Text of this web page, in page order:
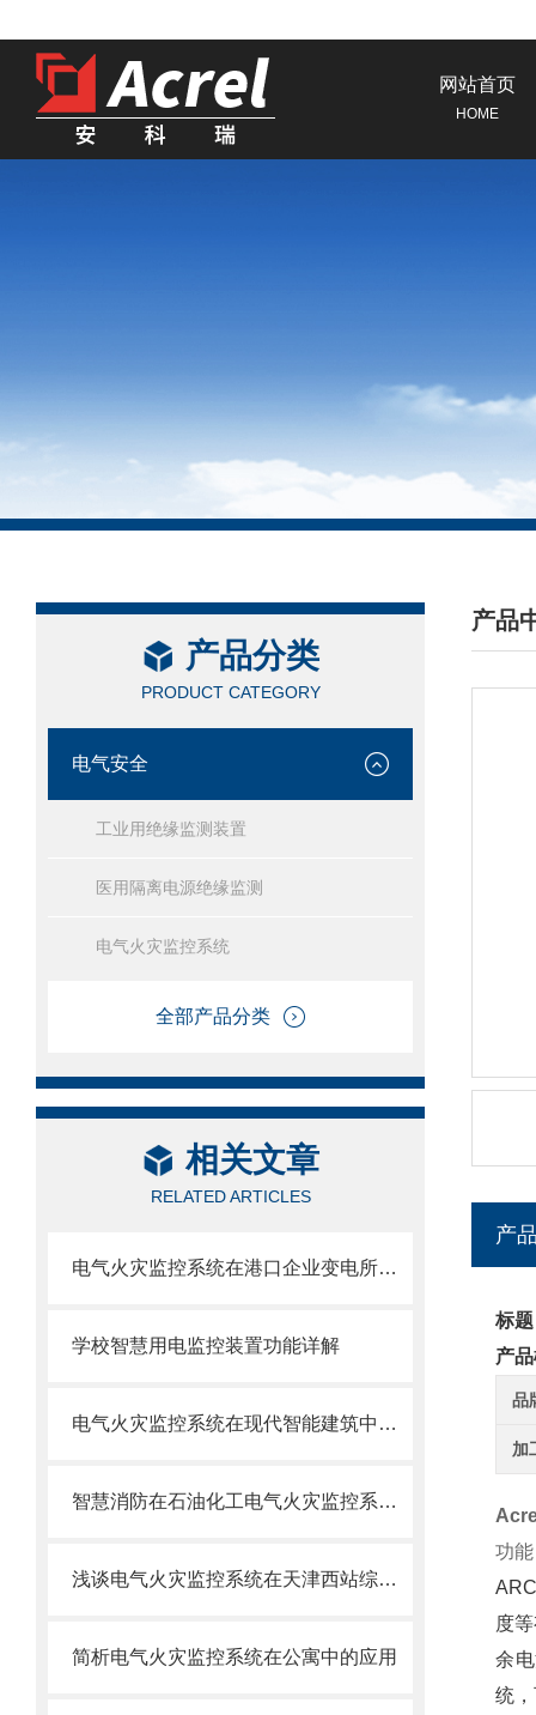
网站首页
HOME
产品分类
PRODUCT CATEGORY
电气安全
工业用绝缘监测装置
医用隔离电源绝缘监测
电气火灾监控系统
全部产品分类
相关文章
RELATED ARTICLES
电气火灾监控系统在港口企业变电所应用
学校智慧用电监控装置功能详解
电气火灾监控系统在现代智能建筑中的研究与应用
智慧消防在石油化工电气火灾监控系统的应用
浅谈电气火灾监控系统在天津西站综合交通枢纽中的应用
简析电气火灾监控系统在公寓中的应用
产品
/
产
标
产
品
加
功
度
余
统